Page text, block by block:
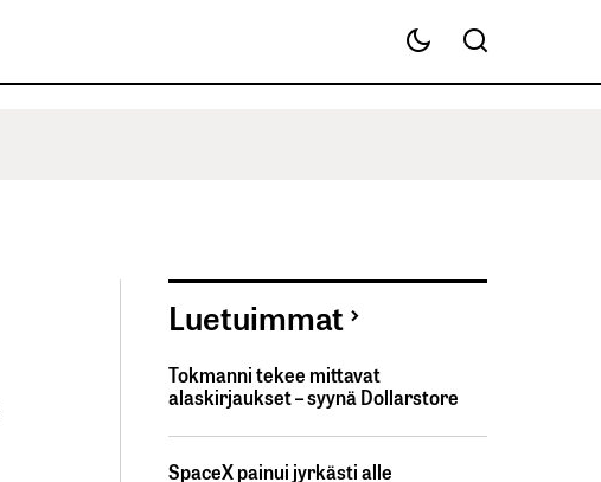
Luetuimmat
Tokmanni tekee mittavat
alaskirjaukset – syynä Dollarstore
SpaceX painui jyrkästi alle